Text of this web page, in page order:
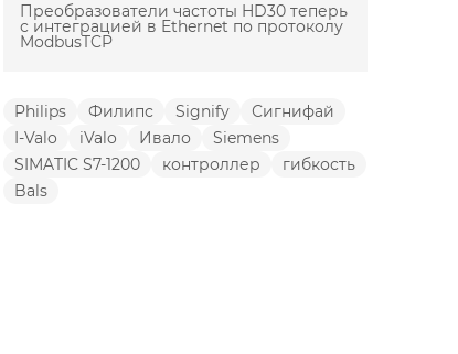
Преобразователи частоты HD30 теперь
с интеграцией в Ethernet по протоколу
ModbusTCP
Philips Филипс Signify
Сигнифай
I-Valo
iValo Ивало
Siemens
SIMATIC S7-1200
контроллер
гибкость
Bals